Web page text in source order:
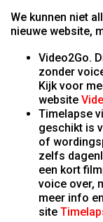
We kunnen niet
nieuwe website,
Video2Go.
zonder
Kijk voor
website
Timelapse
geschikt is
of
zelfs
een kort
voice over,
meer info
site